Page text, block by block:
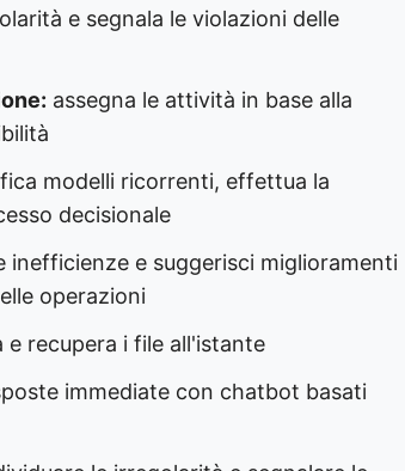
e segnala le violazioni delle
assegna le attività in base alla
modelli ricorrenti, effettua la
decisionale
inefficienze e suggerisci miglioramenti
operazioni
e recupera i file all'istante
immediate con chatbot basati